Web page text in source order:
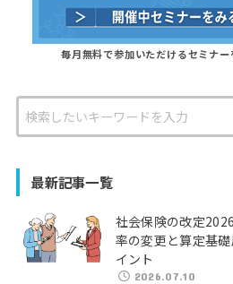
毎月無料で参加いただけるセミナー
検
索
最新記事一覧
社会保険の改定
率の変更と算定基
イント
2026.07.10